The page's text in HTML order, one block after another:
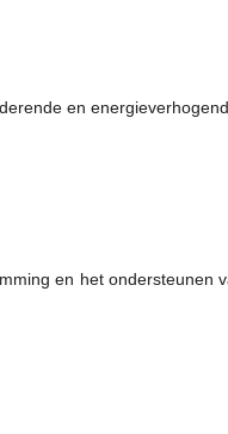
en
en het ondersteunen